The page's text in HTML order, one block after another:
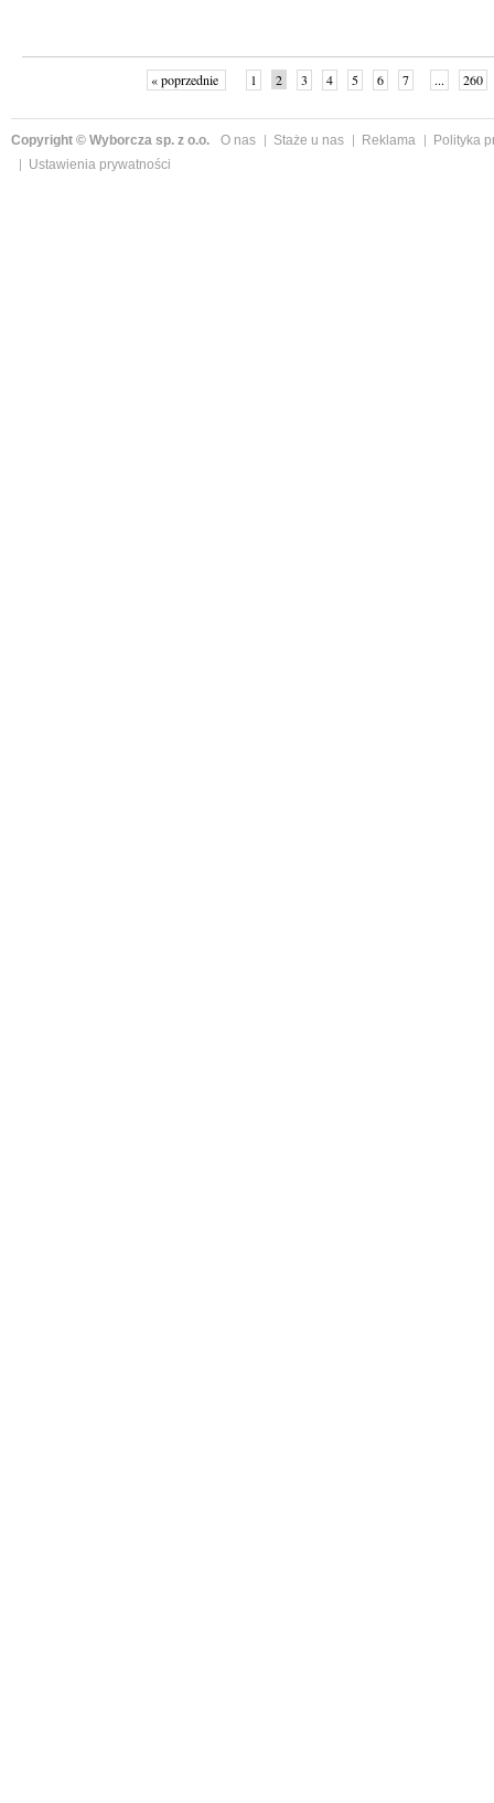
« poprzednie 1 2 3 4 5 6 7 ... 260
Copyright © Wyborcza sp. z o.o. O nas Staże u nas Reklama
Polityka
Ustawienia prywatności